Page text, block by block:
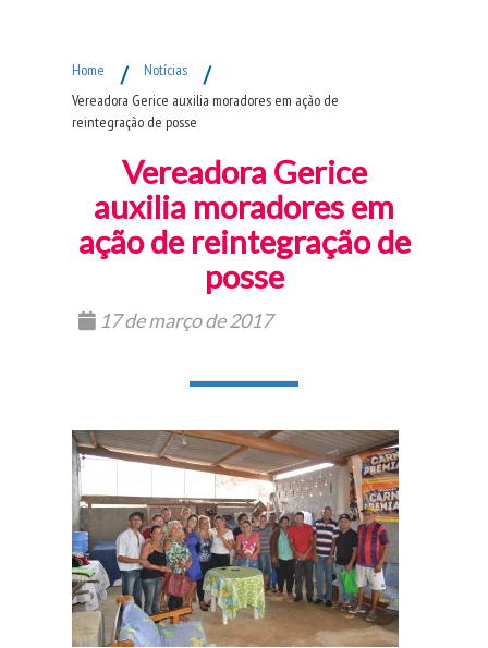
Home / Notícias /
Vereadora Gerice auxilia moradores em ação de
reintegração de posse
Vereadora Gerice
auxilia moradores em
ação de reintegração de
posse
17 de março de 2017